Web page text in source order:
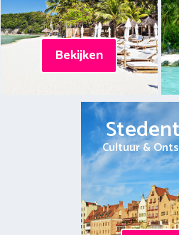
Bekijken
Cultuur &